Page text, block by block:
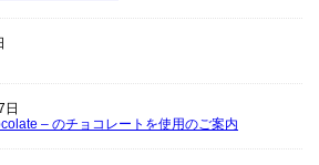
– のチョコレートを使用のご案内